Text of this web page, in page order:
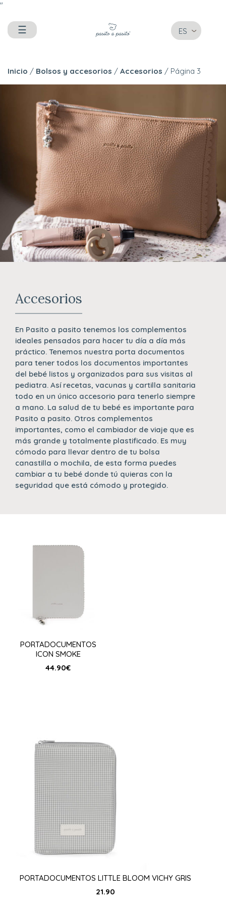
"
☰ ES
Inicio / Bolsos y accesorios / Accesorios / Página 3
Accesorios
En Pasito a pasito tenemos los complementos
ideales pensados para hacer tu día a día más
práctico. Tenemos nuestra porta documentos
para tener todos los documentos importantes
del bebé listos y organizados para sus visitas al
pediatra. Así recetas, vacunas y cartilla sanitaria
todo en un único accesorio para tenerlo siempre
a mano. La salud de tu bebé es importante para
Pasito a pasito. Otros complementos
importantes, como el cambiador de viaje que es
más grande y totalmente plastificado. Es muy
cómodo para llevar dentro de tu bolsa
canastilla o mochila, de esta forma puedes
cambiar a tu bebé donde tú quieras con la
seguridad que está cómodo y protegido.
PORTADOCUMENTOS
ICON SMOKE
44.90€
PORTADOCUMENTOS LITTLE BLOOM VICHY GRIS
21.90